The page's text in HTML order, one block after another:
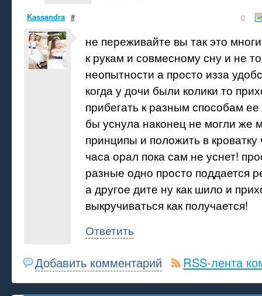
Kassandra # 0
не переживайте вы так это
к рукам и совмесному сну и не
неопытности а просто изза
когда у дочи были колики то
прибегать к разным способам
бы уснула наконец не могли же
принципы и положить в
часа орал пока сам не уснет!
разные одно просто поддается
а другое дите ну как шило и
выкручиваться как получается!
Ответить
Добавить комментарий RSS-лента